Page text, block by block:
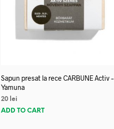
Sapun presat la rece CARBUNE Activ –
Yamuna
20 lei
ADD TO CART